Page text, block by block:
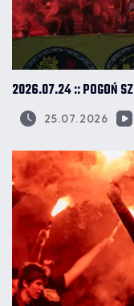
2026.07.24 :: POGOŃ
25.07.2026